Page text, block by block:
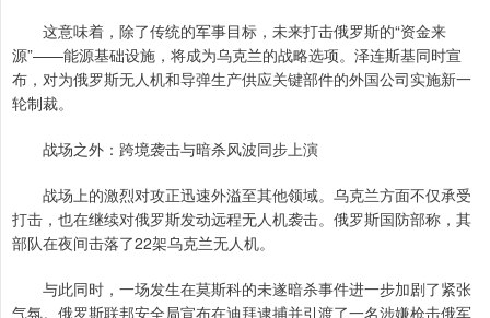
这意味着，除了传统的军事目标，未来打击俄罗斯的“资金来
源”——能源基础设施，将成为乌克兰的战略选项。泽连斯基同时宣
布，对为俄罗斯无人机和导弹生产供应关键部件的外国公司实施新一
轮制裁。
战场之外：跨境袭击与暗杀风波同步上演
战场上的激烈对攻正迅速外溢至其他领域。乌克兰方面不仅承受
打击，也在继续对俄罗斯发动远程无人机袭击。俄罗斯国防部称，其
部队在夜间击落了22架乌克兰无人机。
与此同时，一场发生在莫斯科的未遂暗杀事件进一步加剧了紧张
气氛。俄罗斯联邦安全局宣布在迪拜逮捕并引渡了一名涉嫌枪击俄军